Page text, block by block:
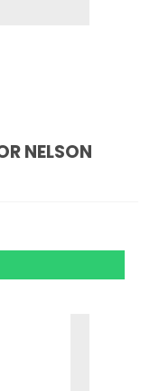
NELSON